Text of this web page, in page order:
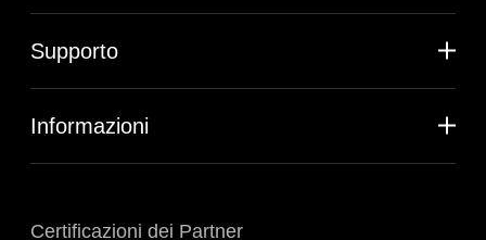
Supporto
Informazioni
Certificazioni dei Partner